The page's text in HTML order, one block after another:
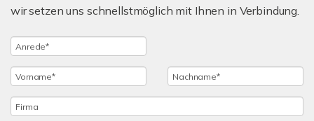
wir setzen uns schnellstmöglich mit Ihnen in Verbindung.